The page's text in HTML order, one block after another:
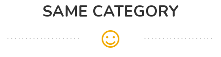
SAME CATEGORY